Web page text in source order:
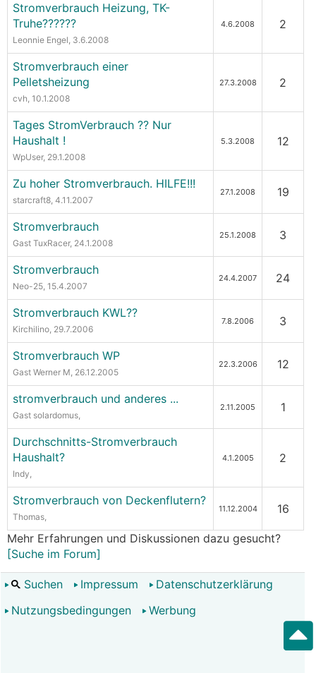
Stromverbrauch Heizung, TK-
Truhe??????
Leonnie Engel, 3.6.2008
4.6.2008 2
Stromverbrauch einer
Pelletsheizung
cvh, 10.1.2008
27.3.2008 2
Tages StromVerbrauch ?? Nur
Haushalt !
WpUser, 29.1.2008
5.3.2008 12
Zu hoher Stromverbrauch. HILFE!!!
starcraft8, 4.11.2007
27.1.2008 19
Stromverbrauch
Gast TuxRacer, 24.1.2008
25.1.2008 3
Stromverbrauch
Neo-25, 15.4.2007
24.4.2007 24
Stromverbrauch KWL??
Kirchilino, 29.7.2006
7.8.2006 3
Stromverbrauch WP
Gast Werner M, 26.12.2005
22.3.2006 12
stromverbrauch und anderes ...
Gast solardomus,
2.11.2005 1
Durchschnitts-Stromverbrauch
Haushalt?
Indy,
4.1.2005 2
Stromverbrauch von Deckenflutern?
Thomas,
11.12.2004 16
Mehr Erfahrungen und Diskussionen dazu gesucht?
[Suche im Forum]
Suchen Impressum
Datenschutzerklärung
Nutzungsbedingungen
Werbung